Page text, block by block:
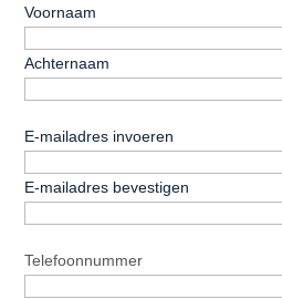
Naam*
Voornaam
Achternaam
E-
E-mailadres invoeren
E-mailadres bevestigen
Telefoonnummer*
Telefoonnummer